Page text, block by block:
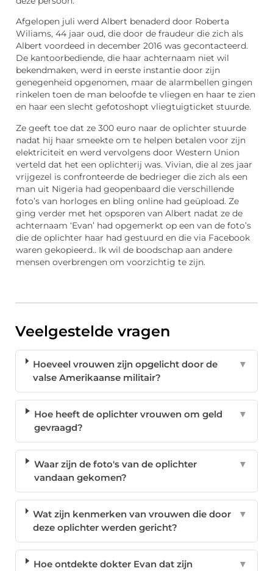
Afgelopen juli werd Albert benaderd door Roberta
Wiliams, 44 jaar oud, die door de fraudeur die zich als
Albert voordeed in december 2016 was gecontacteerd.
De kantoorbediende, die haar achternaam niet wil
bekendmaken, werd in eerste instantie door zijn
genegenheid opgenomen, maar de alarmbellen gingen
rinkelen toen de man beloofde te vliegen en haar te zien
en haar een slecht gefotoshopt vliegtuigticket stuurde.
Ze geeft toe dat ze 300 euro naar de oplichter stuurde
nadat hij haar smeekte om te helpen betalen voor zijn
elektriciteit en werd vervolgens door Western Union
verteld dat het een oplichterij was. Vivian, die al zes jaar
vrijgezel is confronteerde de bedrieger die zich als een
man uit Nigeria had geopenbaard die verschillende
foto’s van horloges en bling online had geüpload. Ze
ging verder met het opsporen van Albert nadat ze de
achternaam ‘Evan’ had opgemerkt op een van de foto’s
die de oplichter haar had gestuurd en die via Facebook
waren gekopieerd.. Ik wil de boodschap aan andere
mensen overbrengen om voorzichtig te zijn.
Veelgestelde vragen
Hoeveel vrouwen zijn opgelicht door de
valse Amerikaanse militair?
▼
Hoe heeft de oplichter vrouwen om geld
gevraagd?
▼
Waar zijn de foto's van de oplichter
vandaan gekomen?
▼
Wat zijn kenmerken van vrouwen die door
deze oplichter werden gericht?
▼
Hoe ontdekte dokter Evan dat zijn
▼